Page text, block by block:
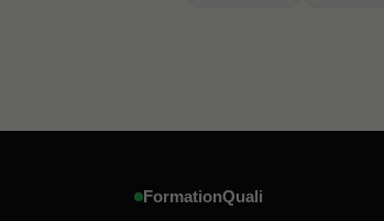
FormationQuali